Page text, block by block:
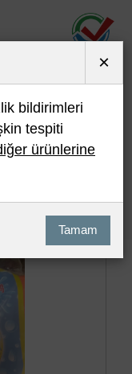
×
bildirimleri
tespiti
ürünlerine
Tamam